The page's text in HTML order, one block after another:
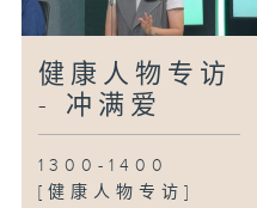
健康人物专访
- 冲满爱
1300-1400
[健康人物专访]